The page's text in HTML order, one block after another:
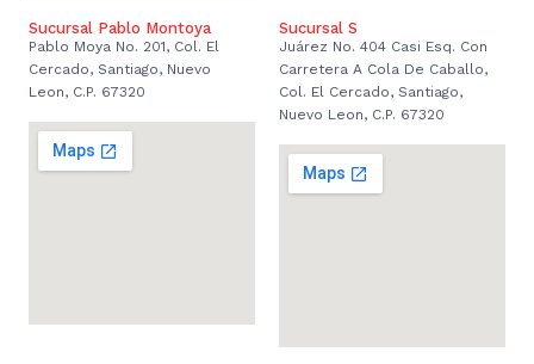
Sucursal Pablo Montoya
Pablo Moya No. 201, Col. El
Cercado, Santiago, Nuevo
Leon, C.P. 67320
Sucursal S
Juárez No. 404 Casi Esq. Con
Carretera A Cola De Caballo,
Col. El Cercado, Santiago,
Nuevo Leon, C.P. 67320